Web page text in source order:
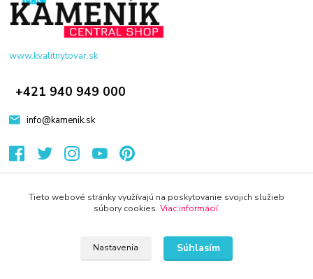
www.kvalitnytovar.sk
+421 940 949 000
info@kamenik.sk
Tieto webové stránky využívajú na poskytovanie svojich služieb
súbory cookies. Viac informácií.
Nastavenia Súhlasím